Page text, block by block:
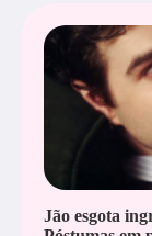
Jão esgota